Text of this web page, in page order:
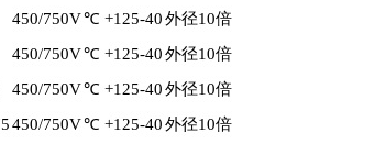
450/750V℃ +125-40外径10倍
450/750V℃ +125-40外径10倍
450/750V℃ +125-40外径10倍
450/750V℃ +125-40外径10倍